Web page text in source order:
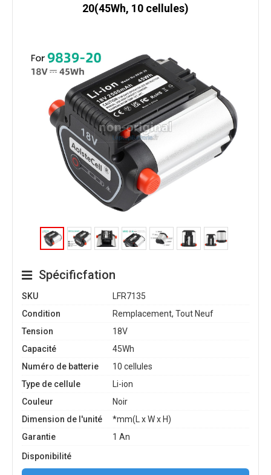
20(45Wh, 10 cellules)
Spécificfation
SKU
LFR7135
Condition
Remplacement, Tout Neuf
Tension
18V
Capacité
45Wh
Numéro de batterie
10 cellules
Type de cellule
Li-ion
Couleur
Noir
Dimension de l'unité
*mm(L x W x H)
Garantie
1 An
Disponibilité